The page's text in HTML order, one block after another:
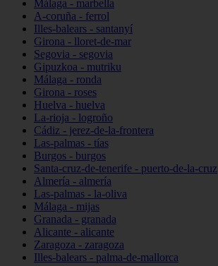
Málaga - marbella
A-coruña - ferrol
Illes-balears - santanyí
Girona - lloret-de-mar
Segovia - segovia
Gipuzkoa - mutriku
Málaga - ronda
Girona - roses
Huelva - huelva
La-rioja - logroño
Cádiz - jerez-de-la-frontera
Las-palmas - tías
Burgos - burgos
Santa-cruz-de-tenerife - puerto-de-la-cruz
Almería - almería
Las-palmas - la-oliva
Málaga - mijas
Granada - granada
Alicante - alicante
Zaragoza - zaragoza
Illes-balears - palma-de-mallorca